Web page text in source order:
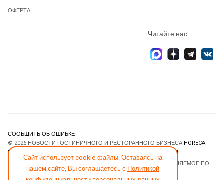
Сайт использует cookie-файлы. Оставаясь на
нашем сайте, Вы соглашаетесь с Политикой
ОФЕРТА
Читайте нас:
СООБЩИТЬ ОБ ОШИБКЕ
© 2026 НОВОСТИ ГОСТИНИЧНОГО И РЕСТОРАННОГО БИЗНЕСА HORECA
ESTATE
JOOMLART.COM.
- ПРОГРАММНОЕ ОБЕСПЕЧЕНИЕ, РАСПРОСТРАНЯЕМОЕ ПО
ЛИЦЕНЗИИGNU GENERAL PUBLIC LICENSE.